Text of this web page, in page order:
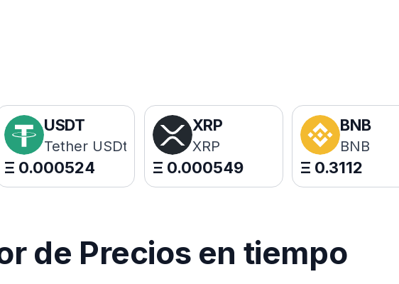
USDT
Tether USDt
Ξ 0.000524
XRP
XRP
Ξ 0.000549
BNB
BNB
Ξ 0.3112
de Precios en tiempo